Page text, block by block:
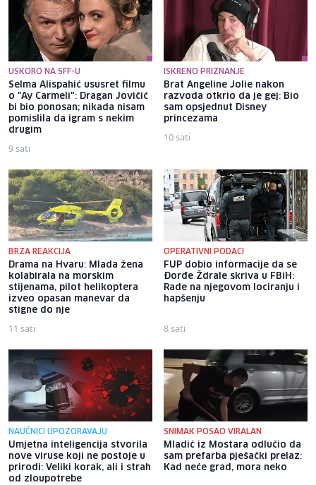
USKORO NA SFF-U
Selma Alispahić ususret filmu
o "Ay Carmeli": Dragan Jovičić
bi bio ponosan; nikada nisam
pomislila da igram s nekim
drugim
9 sati
ISKRENO PRIZNANJE
Brat Angeline Jolie nakon
razvoda otkrio da je gej: Bio
sam opsjednut Disney
princezama
10 sati
BRZA REAKCIJA
Drama na Hvaru: Mlada žena
kolabirala na morskim
stijenama, pilot helikoptera
izveo opasan manevar da
stigne do nje
11 sati
OPERATIVNI PODACI
FUP dobio informacije da se
Đorđe Ždrale skriva u FBiH:
Rade na njegovom lociranju i
hapšenju
8 sati
NAUČNICI UPOZORAVAJU
Umjetna inteligencija stvorila
nove viruse koji ne postoje u
prirodi: Veliki korak, ali i strah
od zloupotrebe
SNIMAK POSAO VIRALAN
Mladić iz Mostara odlučio da
sam prefarba pješački prelaz:
Kad neće grad, mora neko